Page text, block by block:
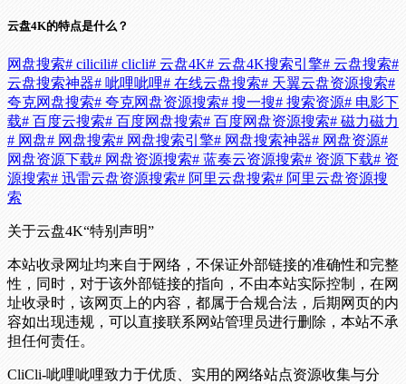
云盘4K的特点是什么？
网盘搜索# cilicili# clicli# 云盘4K# 云盘4K搜索引擎# 云盘搜索#
云盘搜索神器# 呲哩呲哩# 在线云盘搜索# 天翼云盘资源搜索#
夸克网盘搜索# 夸克网盘资源搜索# 搜一搜# 搜索资源# 电影下
载# 百度云搜索# 百度网盘搜索# 百度网盘资源搜索# 磁力磁力
# 网盘# 网盘搜索# 网盘搜索引擎# 网盘搜索神器# 网盘资源#
网盘资源下载# 网盘资源搜索# 蓝奏云资源搜索# 资源下载# 资
源搜索# 迅雷云盘资源搜索# 阿里云盘搜索# 阿里云盘资源搜
索
关于云盘4K“特别声明”
本站收录网址均来自于网络，不保证外部链接的准确性和完整
性，同时，对于该外部链接的指向，不由本站实际控制，在网
址收录时，该网页上的内容，都属于合规合法，后期网页的内
容如出现违规，可以直接联系网站管理员进行删除，本站不承
担任何责任。
CliCli-呲哩呲哩致力于优质、实用的网络站点资源收集与分